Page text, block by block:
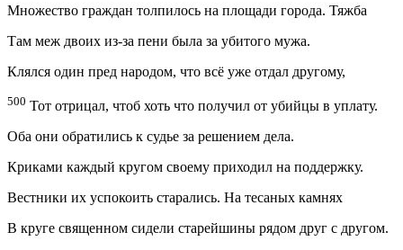
Множество граждан толпилось на площади города. Тяжба
Там меж двоих из-за пени была за убитого мужа.
Клялся один пред народом, что всё уже отдал другому,
500 Тот отрицал, чтоб хоть что получил от убийцы в уплату.
Оба они обратились к судье за решением дела.
Криками каждый кругом своему приходил на поддержку.
Вестники их успокоить старались. На тесаных камнях
В круге священном сидели старейшины рядом друг с другом.